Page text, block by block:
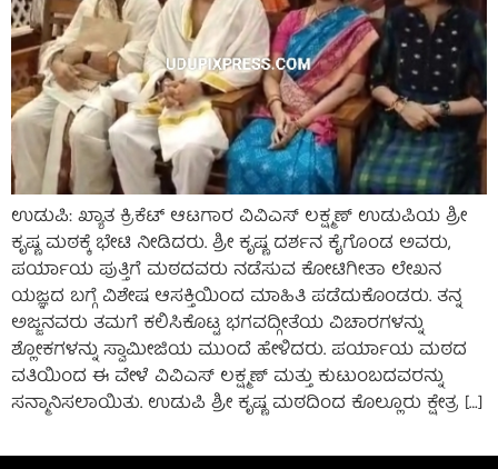
ಉಡುಪಿ: ಖ್ಯಾತ ಕ್ರಿಕೆಟ್ ಆಟಗಾರ ವಿವಿಎಸ್ ಲಕ್ಷ್ಮಣ್ ಉಡುಪಿಯ ಶ್ರೀ
ಕೃಷ್ಣ ಮಠಕ್ಕೆ ಭೇಟಿ ನೀಡಿದರು. ಶ್ರೀ ಕೃಷ್ಣ ದರ್ಶನ ಕೈಗೊಂಡ ಅವರು,
ಪರ್ಯಾಯ ಪುತ್ತಿಗೆ ಮಠದವರು ನಡೆಸುವ ಕೋಟಿಗೀತಾ ಲೇಖನ
ಯಜ್ಞದ ಬಗ್ಗೆ ವಿಶೇಷ ಆಸಕ್ತಿಯಿಂದ ಮಾಹಿತಿ ಪಡೆದುಕೊಂಡರು. ತನ್ನ
ಅಜ್ಜನವರು ತಮಗೆ ಕಲಿಸಿಕೊಟ್ಟ ಭಗವದ್ಗೀತೆಯ ವಿಚಾರಗಳನ್ನು
ಶ್ಲೋಕಗಳನ್ನು ಸ್ವಾಮೀಜಿಯ ಮುಂದೆ ಹೇಳಿದರು. ಪರ್ಯಾಯ ಮಠದ
ವತಿಯಿಂದ ಈ ವೇಳೆ ವಿವಿಎಸ್ ಲಕ್ಷ್ಮಣ್ ಮತ್ತು ಕುಟುಂಬದವರನ್ನು
ಸನ್ಮಾನಿಸಲಾಯಿತು. ಉಡುಪಿ ಶ್ರೀ ಕೃಷ್ಣ ಮಠದಿಂದ ಕೊಲ್ಲೂರು ಕ್ಷೇತ್ರ […]